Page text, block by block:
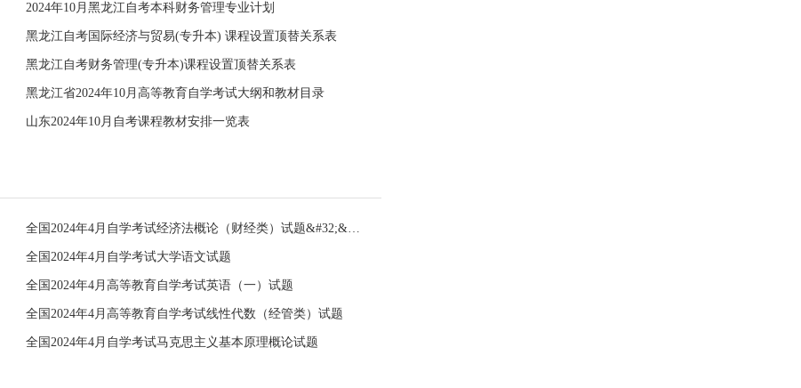
2024年10月黑龙江自考本科财务管理专业计划
黑龙江自考国际经济与贸易(专升本) 课程设置顶替关系表
黑龙江自考财务管理(专升本)课程设置顶替关系表
黑龙江省2024年10月高等教育自学考试大纲和教材目录
山东2024年10月自考课程教材安排一览表
全国2024年4月自学考试经济法概论（财经类）试题&#32;&#32;
全国2024年4月自学考试大学语文试题
全国2024年4月高等教育自学考试英语（一）试题
全国2024年4月高等教育自学考试线性代数（经管类）试题
全国2024年4月自学考试马克思主义基本原理概论试题